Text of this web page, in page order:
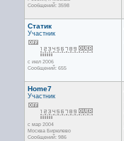
Сообщений: 3598
Статик
Участник
с июл 2006
Сообщений: 655
Home7
Участник
с мар 2004
Москва Бирюлево
Сообщений: 986